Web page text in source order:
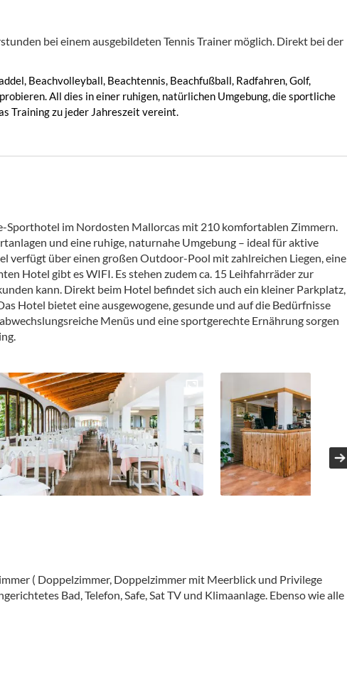
bei einem ausgebildeten Tennis Trainer möglich. Direkt bei der
Beachvolleyball, Beachtennis, Beachfußball, Radfahren, Golf,
All dies in einer ruhigen, natürlichen Umgebung, die sportliche
Training zu jeder Jahreszeit vereint.
Sporthotel im Nordosten Mallorcas mit 210 komfortablen Zimmern.
und eine ruhige, naturnahe Umgebung – ideal für aktive
verfügt über einen großen Outdoor-Pool mit zahlreichen Liegen, eine
Hotel gibt es WIFI. Es stehen zudem ca. 15 Leihfahrräder zur
kann. Direkt beim Hotel befindet sich auch ein kleiner Parkplatz,
Hotel bietet eine ausgewogene, gesunde und auf die Bedürfnisse
Menüs und eine sportgerechte Ernährung sorgen
( Doppelzimmer, Doppelzimmer mit Meerblick und Privilege
Bad, Telefon, Safe, Sat TV und Klimaanlage. Ebenso wie alle